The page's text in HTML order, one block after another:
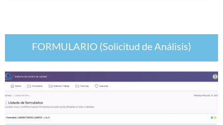
FORMULARIO (Solicitud de Análisis)